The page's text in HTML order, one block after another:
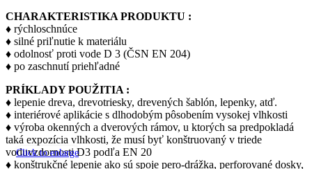
Click to enlarge
CHARAKTERISTIKA PRODUKTU :
♦ rýchloschnúce
♦ silné priľnutie k materiálu
♦ odolnosť proti vode D 3 (ČSN EN 204)
♦ po zaschnutí priehľadné
PRÍKLADY POUŽITIA :
♦ lepenie dreva, drevotriesky, drevených šablón, lepenky, atď.
♦ interiérové aplikácie s dlhodobým pôsobením vysokej vlhkosti
♦ výroba okenných a dverových rámov, u ktorých sa predpokladá
taká expozícia vlhkosti, že musí byť konštruovaný v triede
voduvzdornosti D3 podľa EN 20
♦ konštrukčné lepenie ako sú spoje pero-drážka, perforované dosky,